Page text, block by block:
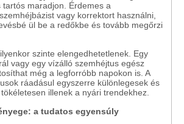
tartós maradjon. Érdemes a
vagy korrektort használni,
ül be a redőkbe és tovább megőrzi
szinte elengedhetetlenek. Egy
vagy egy vízálló szemhéjtus egész
még a legforróbb napokon is. A
ráadásul egyszerre különlegesek és
illenek a nyári trendekhez.
a tudatos egyensúly